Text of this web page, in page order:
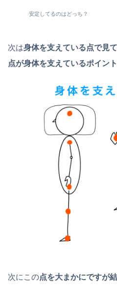
安定してるのはどっち？
次は身体を支えている点で見
点が身体を支えているポイント
次にこの点を大まかにですが